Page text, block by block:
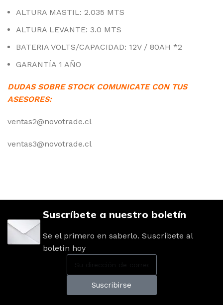
ALTURA MASTIL: 2.035 MTS
ALTURA LEVANTE: 3.0 MTS
BATERIA VOLTS/CAPACIDAD: 12V / 80AH *2
GARANTÍA 1 AÑO
DUDAS SOBRE STOCK COMUNICATE CON TUS
ASESORES:
ventas2@novotrade.cl
ventas3@novotrade.cl
Suscríbete a nuestro boletín
Se el primero en saberlo. Suscríbete al
boletín hoy
Suscribirse